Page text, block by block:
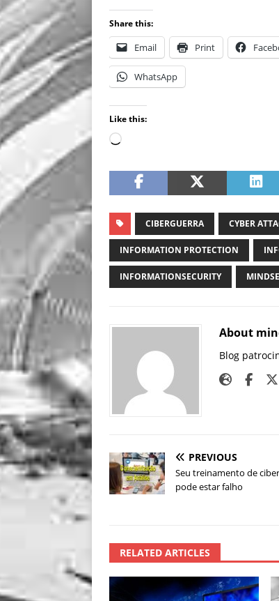
Share this:
Email Print
WhatsApp
Like this:
CIBERGUERRA CYBER
INFORMATION PROTECTION
INFORMATIONSECURITY
About
Blog
PREVIOUS
Seu treinamento de
pode estar falho
RELATED ARTICLES